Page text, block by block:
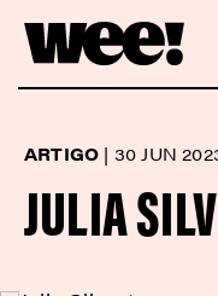
ARTIGO | 30 JUN
JULIA